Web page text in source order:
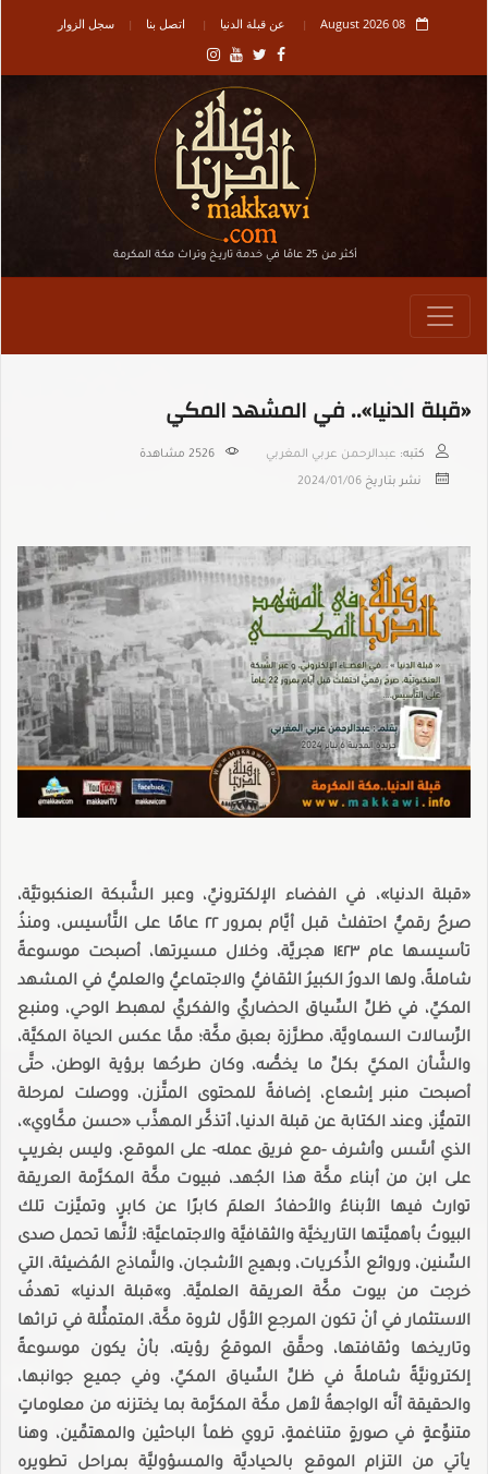
08 August 2026 عن قبلة الدنيا اتصل بنا سجل الزوار
أكثر من 25 عامًا في خدمة تاريـخ وتراث مكة المكرمة
«قبلة الدنيا».. في المشهد المكي
كتبه: عبدالرحمن عربي المغربي 2526 مشاهدة
نشر بتاريخ 2024/01/06
«قبلة الدنيا»، في الفضاء الإلكترونيِّ، وعبر الشَّبكة العنكبوتيَّة،
صرحٌ رقميٌّ احتفلتْ قبل أيَّام بمرور ٢٢ عامًا على التَّأسيس، ومنذُ
تأسيسها عام ١٤٢٣ هجريَّة، وخلال مسيرتها، أصبحت موسوعةً
شاملةً، ولها الدورُ الكبيرُ الثقافيُّ والاجتماعيُّ والعلميُّ في المشهد
المكيِّ، في ظلِّ السِّياق الحضاريِّ والفكريِّ لمهبط الوحي، ومنبع
الرِّسالات السماويَّة، مطرَّزة بعبق مكَّة؛ ممَّا عكس الحياة المكيَّة،
والشَّأن المكيَّ بكلِّ ما يخصُّه، وكان طرحُها برؤية الوطن، حتَّى
أصبحت منبر إشعاع، إضافةً للمحتوى المتَّزن، ووصلت لمرحلة
التميُّز، وعند الكتابة عن قبلة الدنيا، أتذكَّر المهذَّب «حسن مكَّاوي»،
الذي أسَّس وأشرف -مع فريق عمله- على الموقع، وليس بغريبٍ
على ابن من أبناء مكَّة هذا الجُهد، فبيوت مكَّة المكرَّمة العريقة
توارث فيها الأبناءُ والأحفادُ العلمَ كابرًا عن كابرٍ، وتميَّزت تلك
البيوتُ بأهميَّتها التاريخيَّة والثقافيَّة والاجتماعيَّة؛ لأنَّها تحمل صدى
السِّنين، وروائع الذِّكريات، وبهيج الأشجان، والنَّماذج المُضيئة، التي
خرجت من بيوت مكَّة العريقة العلميَّة. و»قبلة الدنيا» تهدفُ
الاستثمار في أنْ تكون المرجع الأوَّل لثروة مكَّة، المتمثِّلة في تراثها
وتاريخها وثقافتها، وحقَّق الموقعُ رؤيته، بأنْ يكون موسوعةً
إلكترونيَّةً شاملةً في ظلِّ السِّياق المكيِّ، وفي جميع جوانبها،
والحقيقة أنَّه الواجهةُ لأهل مكَّة المكرَّمة بما يختزنه من معلوماتٍ
متنوِّعةٍ في صورةٍ متناغمةٍ، تروي ظمأ الباحثين والمهتمِّين، وهنا
يأتي من التزام الموقع بالحياديَّة والمسؤوليَّة بمراحل تطويره